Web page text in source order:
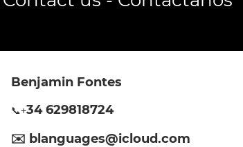
Benjamin Fontes
📞+34 629818724
✉️ blanguages@icloud.com